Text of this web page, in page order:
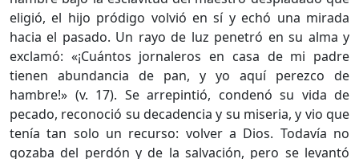
eligió, el hijo pródigo volvió en sí y echó una mirada
hacia el pasado. Un rayo de luz penetró en su alma y
exclamó: «¡Cuántos jornaleros en casa de mi padre
tienen abundancia de pan, y yo aquí perezco de
hambre!» (v. 17). Se arrepintió, condenó su vida de
pecado, reconoció su decadencia y su miseria, y vio que
tenía tan solo un recurso: volver a Dios. Todavía no
gozaba del perdón y de la salvación, pero se levantó